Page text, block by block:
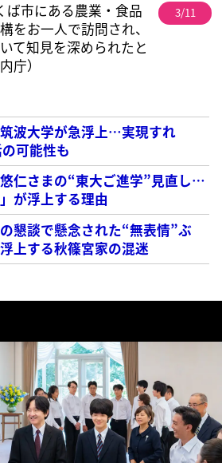
ば市にある農業・食品
をお一人で訪問され、
て知見を深められたと
庁）
3/11
波大学が急浮上…実現すれ
可能性も
仁さまの“東大ご進学”見直し…
が浮上する理由
懇談で懸念された“無表情”ぶ
上する秋篠宮家の混迷